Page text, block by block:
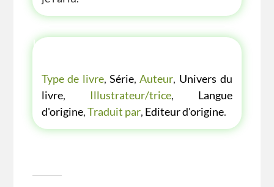
LES P'TITES LISTES DES BIBLIOTHÈQUE
Type de livre, Série, Auteur, Univers du
livre, Illustrateur/trice, Langue
d'origine,Traduit par, Editeur d'origine.